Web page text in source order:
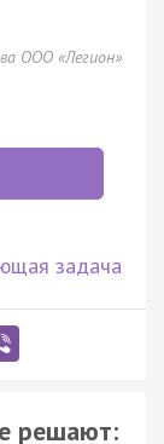
ООО «Легион»
задача
решают: